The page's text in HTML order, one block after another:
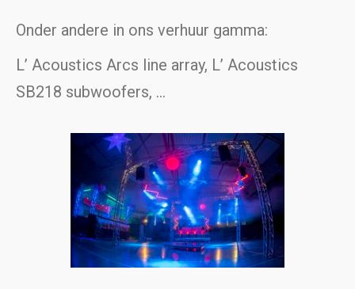
Onder andere in ons verhuur gamma:
L’ Acoustics Arcs line array, L’ Acoustics
SB218 subwoofers, …